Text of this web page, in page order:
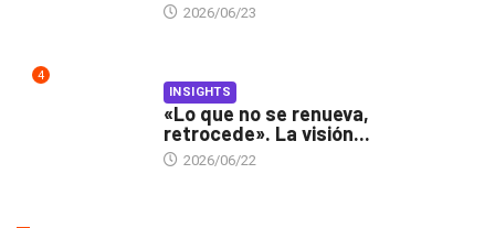
2026/06/23
4
INSIGHTS
«Lo que no se renueva,
retrocede». La visión...
2026/06/22